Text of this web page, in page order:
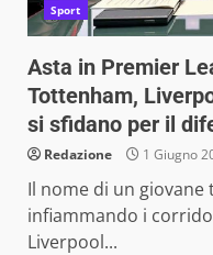
Sport
Asta in Premier
Tottenham,
si sfidano per il
Redazione 1 Giugno
Il nome di un
infiammando i
Liverpool...